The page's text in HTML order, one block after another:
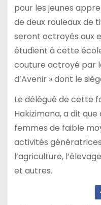
pour les jeunes
de deux rouleaux de
seront octroyés aux
étudient à cette
couture octroyé par
d’Avenir » dont le
Le délégué de cette
Hakizimana, a dit
femmes de faible
activités
l’agriculture,
et autres.